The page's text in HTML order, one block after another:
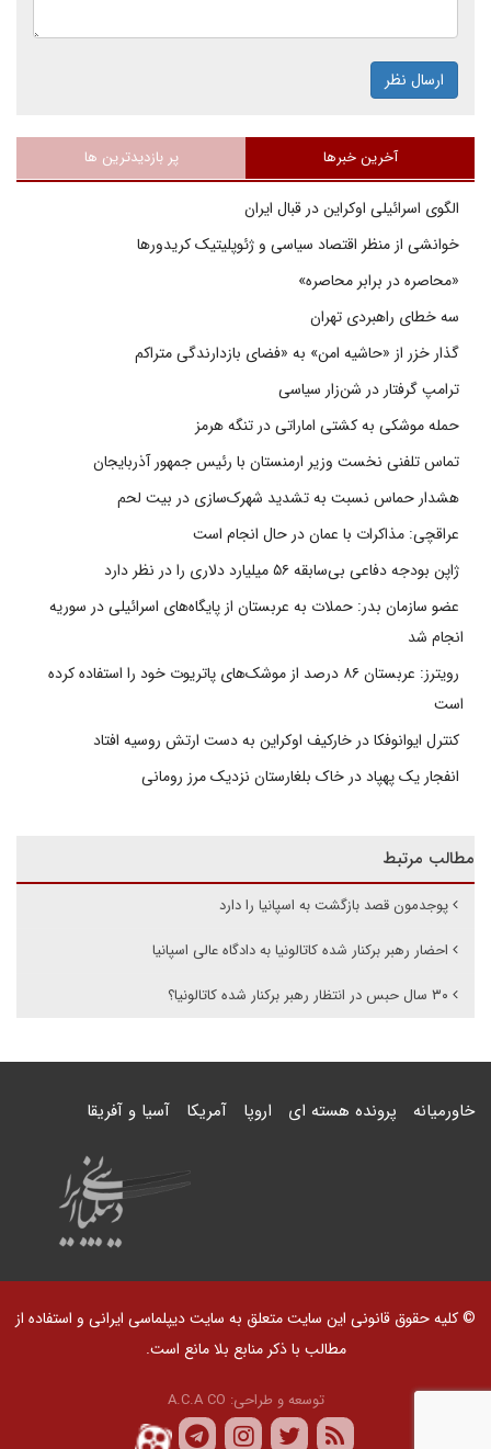
ارسال نظر
آخرین خبرها پر بازدیدترین ها
الگوی اسرائیلی اوکراین در قبال ایران
خوانشی از منظر اقتصاد سیاسی و ژئوپلیتیک کریدورها
«محاصره در برابر محاصره»
سه خطای راهبردی تهران
گذار خزر از «حاشیه امن» به «فضای بازدارندگی متراکم
ترامپ گرفتار در شن‌زار سیاسی
حمله موشکی به کشتی اماراتی در تنگه هرمز
تماس تلفنی نخست وزیر ارمنستان با رئیس جمهور آذربایجان
هشدار حماس نسبت به تشدید شهرک‌سازی در بیت‌ لحم
عراقچی: مذاکرات با عمان در حال انجام است
ژاپن بودجه دفاعی بی‌سابقه ۵۶ میلیارد دلاری را در نظر دارد
عضو سازمان بدر: حملات به عربستان از پایگاه‌های اسرائیلی در سوریه
انجام شد
رویترز: عربستان ۸۶ درصد از موشک‌های پاتریوت خود را استفاده کرده
است
کنترل ایوانوفکا در خارکیف اوکراین به دست ارتش روسیه افتاد
انفجار یک پهپاد در خاک بلغارستان نزدیک مرز رومانی
مطالب مرتبط
پوجدمون قصد بازگشت به اسپانیا را دارد
احضار رهبر برکنار شده کاتالونیا به دادگاه عالی اسپانیا
۳۰ سال حبس در انتظار رهبر برکنار شده کاتالونیا؟
خاورمیانه پرونده هسته ای اروپا آمریکا آسیا و آفریقا
© کلیه حقوق قانونی این سایت متعلق به سایت دیپلماسی ایرانی و استفاده از
مطالب با ذکر منابع بلا مانع است.
توسعه و طراحی: A.C.A CO